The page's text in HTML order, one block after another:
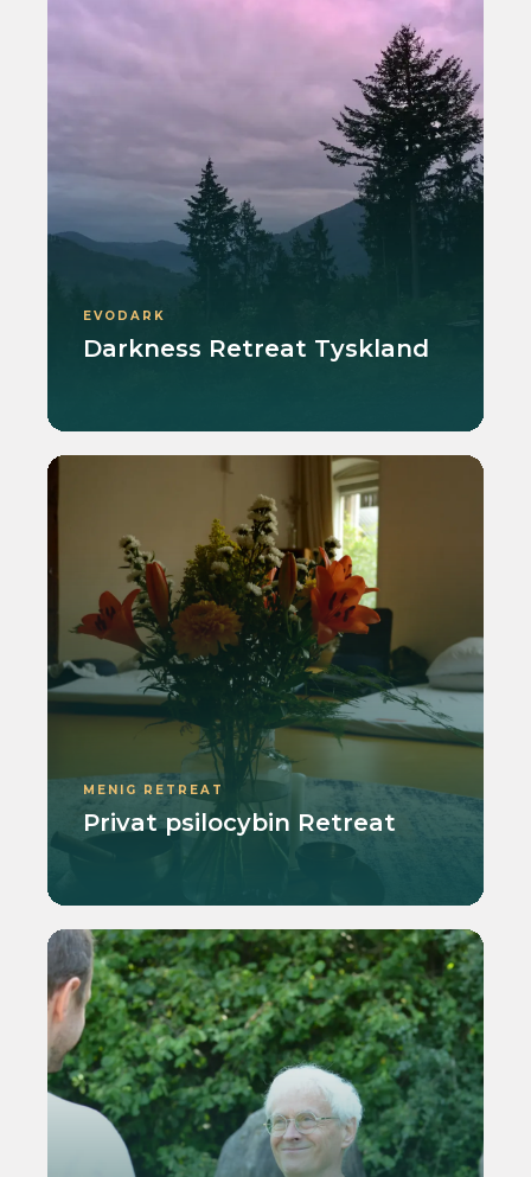
EVODARK
Darkness Retreat Tyskland
MENIG RETREAT
Privat psilocybin Retreat